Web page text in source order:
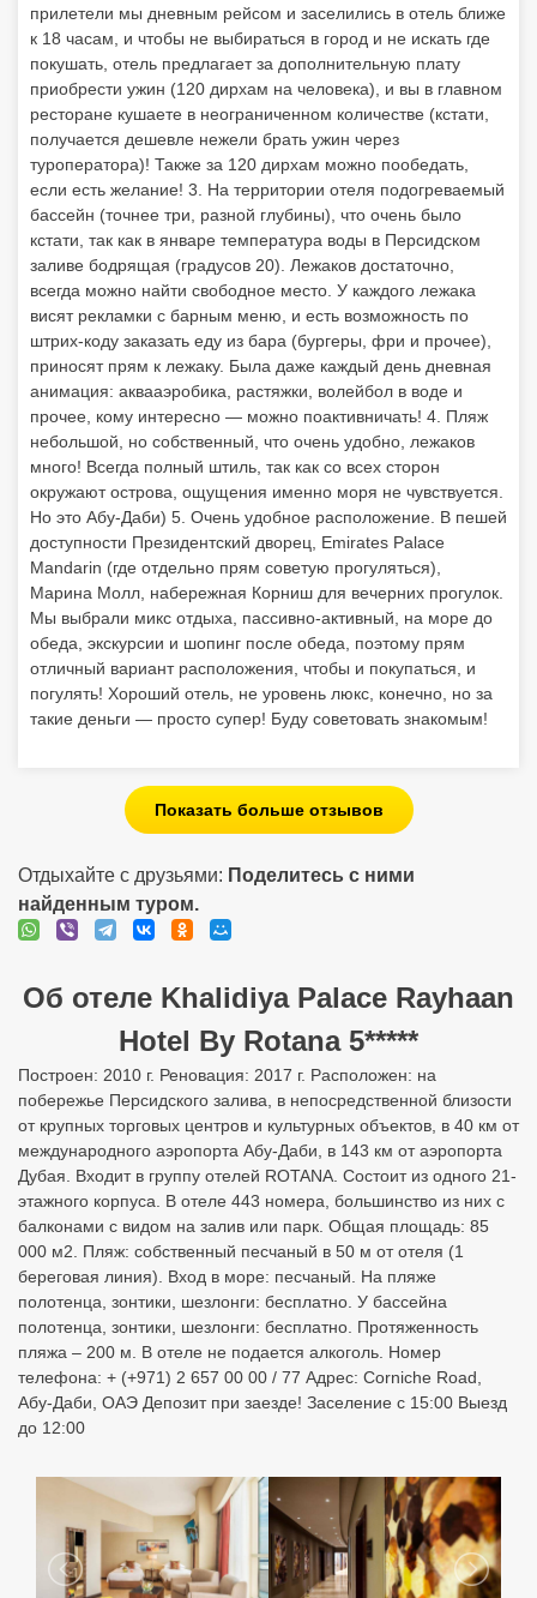
прилетели мы дневным рейсом и заселились в отель ближе
к 18 часам, и чтобы не выбираться в город и не искать где
покушать, отель предлагает за дополнительную плату
приобрести ужин (120 дирхам на человека), и вы в главном
ресторане кушаете в неограниченном количестве (кстати,
получается дешевле нежели брать ужин через
туроператора)! Также за 120 дирхам можно пообедать,
если есть желание! 3. На территории отеля подогреваемый
бассейн (точнее три, разной глубины), что очень было
кстати, так как в январе температура воды в Персидском
заливе бодрящая (градусов 20). Лежаков достаточно,
всегда можно найти свободное место. У каждого лежака
висят рекламки с барным меню, и есть возможность по
штрих-коду заказать еду из бара (бургеры, фри и прочее),
приносят прям к лежаку. Была даже каждый день дневная
анимация: аквааэробика, растяжки, волейбол в воде и
прочее, кому интересно — можно поактивничать! 4. Пляж
небольшой, но собственный, что очень удобно, лежаков
много! Всегда полный штиль, так как со всех сторон
окружают острова, ощущения именно моря не чувствуется.
Но это Абу-Даби) 5. Очень удобное расположение. В пешей
доступности Президентский дворец, Emirates Palace
Mandarin (где отдельно прям советую прогуляться),
Марина Молл, набережная Корниш для вечерних прогулок.
Мы выбрали микс отдыха, пассивно-активный, на море до
обеда, экскурсии и шопинг после обеда, поэтому прям
отличный вариант расположения, чтобы и покупаться, и
погулять! Хороший отель, не уровень люкс, конечно, но за
такие деньги — просто супер! Буду советовать знакомым!
Показать больше отзывов
Отдыхайте с друзьями: Поделитесь с ними
найденным туром.
Об отеле Khalidiya Palace Rayhaan
Hotel By Rotana 5*****
Построен: 2010 г. Реновация: 2017 г. Расположен: на
побережье Персидского залива, в непосредственной близости
от крупных торговых центров и культурных объектов, в 40 км от
международного аэропорта Абу-Даби, в 143 км от аэропорта
Дубая. Входит в группу отелей ROTANA. Состоит из одного 21-
этажного корпуса. В отеле 443 номера, большинство из них с
балконами с видом на залив или парк. Общая площадь: 85
000 м2. Пляж: собственный песчаный в 50 м от отеля (1
береговая линия). Вход в море: песчаный. На пляже
полотенца, зонтики, шезлонги: бесплатно. У бассейна
полотенца, зонтики, шезлонги: бесплатно. Протяженность
пляжа – 200 м. В отеле не подается алкоголь. Номер
телефона: + (+971) 2 657 00 00 / 77 Адрес: Corniche Road,
Абу-Даби, ОАЭ Депозит при заезде! Заселение с 15:00 Выезд
до 12:00